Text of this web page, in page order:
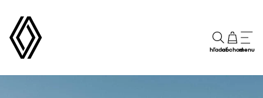
hľadaťobchodmenu